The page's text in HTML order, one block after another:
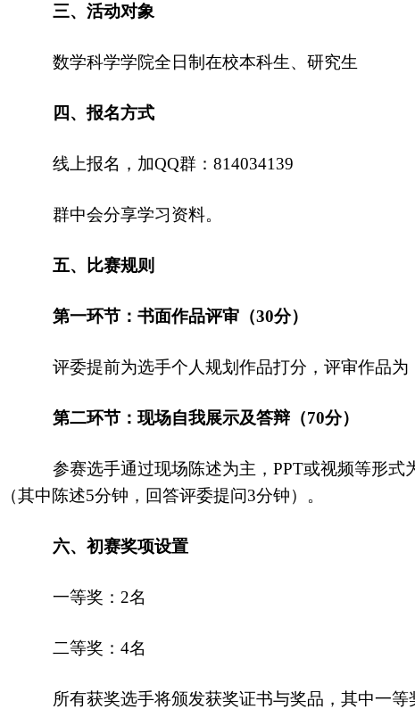
三、活动对象
数学科学学院全日制在校本科生、研究生
四、报名方式
线上报名，加QQ群：814034139
群中会分享学习资料。
五、比赛规则
第一环节：书面作品评审（30分）
评委提前为选手个人规划作品打分，评审作品为
第二环节：现场自我展示及答辩（70分）
参赛选手通过现场陈述为主，PPT或视频等形式
（其中陈述5分钟，回答评委提问3分钟）。
六、初赛奖项设置
一等奖：2名
二等奖：4名
所有获奖选手将颁发获奖证书与奖品，其中一等